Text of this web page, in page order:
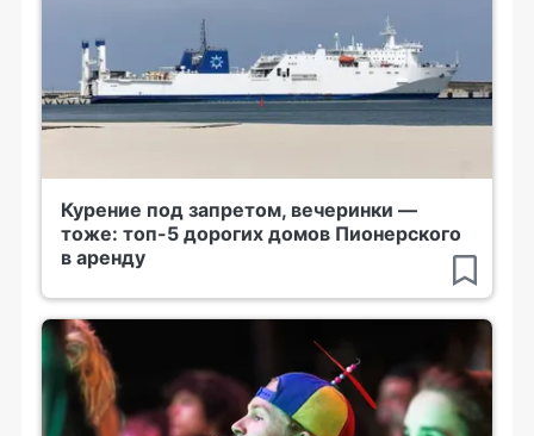
Курение под запретом, вечеринки —
тоже: топ-5 дорогих домов Пионерского
в аренду